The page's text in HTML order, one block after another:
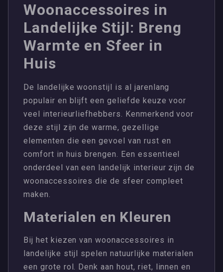
Woonaccessoires in
Landelijke Stijl: Breng
Warmte en Sfeer in
Huis
De landelijke woonstijl is al jarenlang
populair en blijft een geliefde keuze voor
veel interieurliefhebbers. Kenmerkend voor
deze stijl zijn de warme, gezellige
elementen die een gevoel van rust en
comfort in huis brengen. Een essentieel
onderdeel van een landelijk interieur zijn de
woonaccessoires die de sfeer compleet
maken.
Materialen en Kleuren
Bij het kiezen van woonaccessoires in
landelijke stijl spelen natuurlijke materialen
een grote rol. Denk aan hout, riet, linnen en